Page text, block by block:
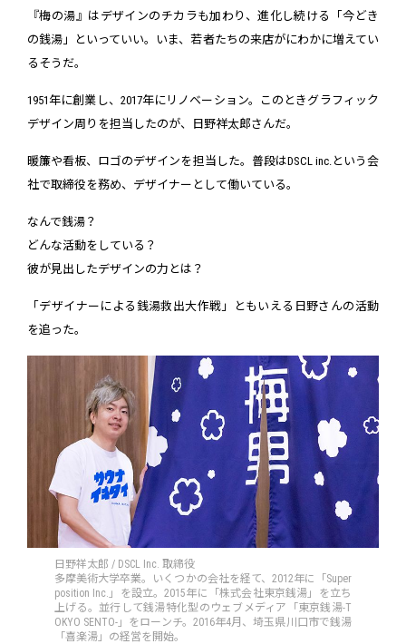
『梅の湯』はデザインのチカラも加わり、進化し続ける「今どき
の銭湯」といっていい。いま、若者たちの来店がにわかに増えてい
るそうだ。
1951年に創業し、2017年にリノベーション。このときグラフィック
デザイン周りを担当したのが、日野祥太郎さんだ。
暖簾や看板、ロゴのデザインを担当した。普段はDSCL inc.という会
社で取締役を務め、デザイナーとして働いている。
なんで銭湯？
どんな活動をしている？
彼が見出したデザインの力とは？
「デザイナーによる銭湯救出大作戦」ともいえる日野さんの活動
を追った。
日野祥太郎 / DSCL Inc. 取締役
多摩美術大学卒業。いくつかの会社を経て、2012年に「Super
position Inc.」を設立。2015年に「株式会社東京銭湯」を立ち
上げる。並行して銭湯特化型のウェブメディア「東京銭湯-T
OKYO SENTO-」をローンチ。2016年4月、埼玉県川口市で銭湯
「喜楽湯」の経営を開始。